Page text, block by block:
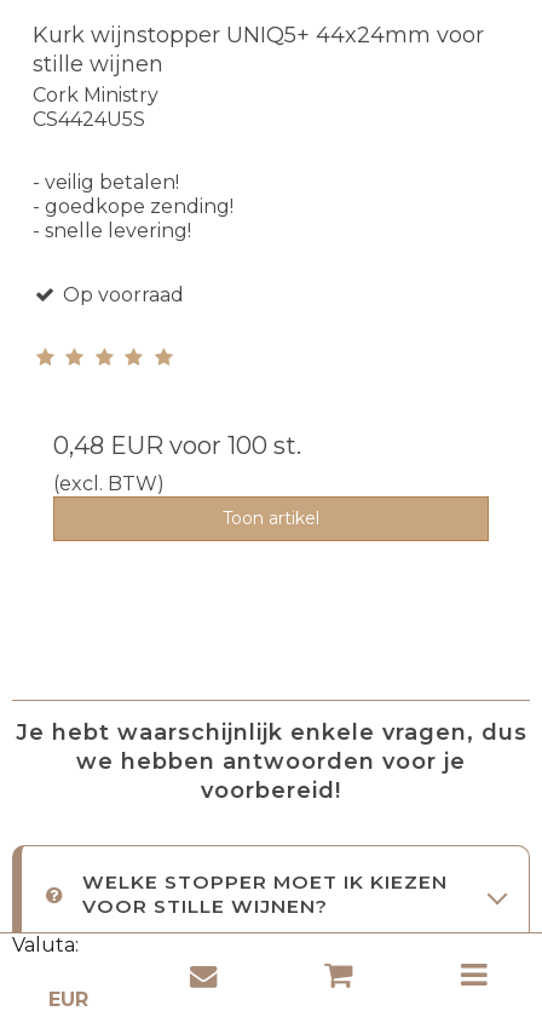
Valuta:
Kurk wijnstopper UNIQ5+ 44x24mm voor
stille wijnen
Cork Ministry
CS4424U5S
- veilig betalen!
- goedkope zending!
- snelle levering!
Op voorraad
0,48 EUR voor 100 st.
(excl. BTW)
Toon artikel
Je hebt waarschijnlijk enkele vragen, dus
we hebben antwoorden voor je
voorbereid!
WELKE STOPPER MOET IK KIEZEN
VOOR STILLE WIJNEN?
WIJNSTOPPER VOOR SPIUMENDE